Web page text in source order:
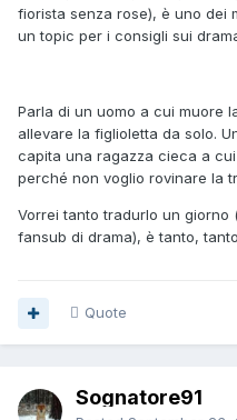
fiorista senza rose), è uno dei
un topic per i consigli sui
Parla di un uomo a cui muore
allevare la figlioletta da solo.
capita una ragazza cieca a
perché non voglio rovinare la
Vorrei tanto tradurlo un
fansub di drama), è tanto,
Quote
Sognatore91